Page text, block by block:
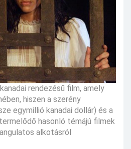
rendezésű film, amely
hiszen a szerény
egymillió kanadai dollár) és a
hasonló témájú filmek
alkotásról